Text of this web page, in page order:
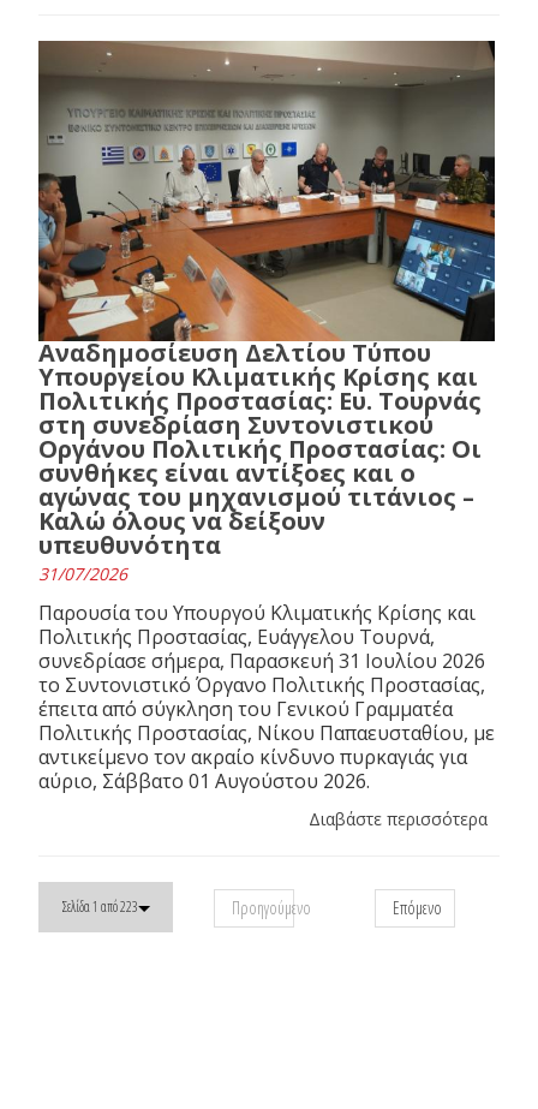
Αναδημοσίευση Δελτίου Τύπου
Υπουργείου Κλιματικής Κρίσης και
Πολιτικής Προστασίας: Ευ. Τουρνάς
στη συνεδρίαση Συντονιστικού
Οργάνου Πολιτικής Προστασίας: Οι
συνθήκες είναι αντίξοες και ο
αγώνας του μηχανισμού τιτάνιος –
Καλώ όλους να δείξουν
υπευθυνότητα
31/07/2026
Παρουσία του Υπουργού Κλιματικής Κρίσης και
Πολιτικής Προστασίας, Ευάγγελου Τουρνά,
συνεδρίασε σήμερα, Παρασκευή 31 Ιουλίου 2026
το Συντονιστικό Όργανο Πολιτικής Προστασίας,
έπειτα από σύγκληση του Γενικού Γραμματέα
Πολιτικής Προστασίας, Νίκου Παπαευσταθίου, με
αντικείμενο τον ακραίο κίνδυνο πυρκαγιάς για
αύριο, Σάββατο 01 Αυγούστου 2026.
Διαβάστε περισσότερα
Σελίδα 1 από 223 Προηγούμενο Επόμενο